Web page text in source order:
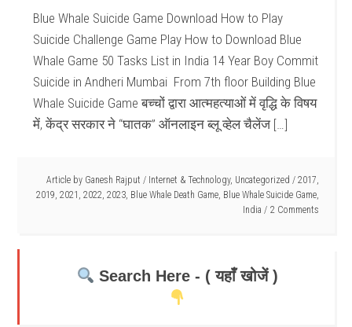
Blue Whale Suicide Game Download How to Play
Suicide Challenge Game Play How to Download Blue
Whale Game 50 Tasks List in India 14 Year Boy Commit
Suicide in Andheri Mumbai From 7th floor Building Blue
Whale Suicide Game बच्चों द्वारा आत्महत्याओं में वृद्धि के विषय
में, केंद्र सरकार ने “घातक” ऑनलाइन ब्लू व्हेल चैलेंज […]
Article by Ganesh Rajput / Internet & Technology, Uncategorized / 2017,
2019, 2021 , 2022, 2023, Blue Whale Death Game, Blue Whale Suicide Game,
India
2 Comments
Search Here - ( यहाँ खोजें )